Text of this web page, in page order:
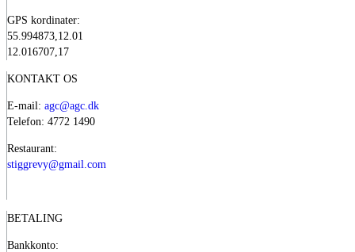
GPS kordinater:
55.994873,12.01
12.016707,17
KONTAKT OS
E-mail: agc@agc.dk
Telefon: 4772 1490
Restaurant:
stiggrevy@gmail.com
BETALING
Bankkonto: